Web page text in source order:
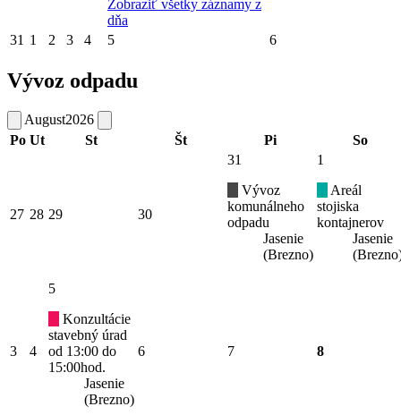
Zobraziť všetky záznamy z
dňa
31 1 2 3 4 5 6
Vývoz odpadu
August2026
Po Ut St Št Pi So
27 28 29 30
31
Vývoz
komunálneho
odpadu
Jasenie
(Brezno)
1
Areál
stojiska
kontajnerov
Jasenie
3 4
5
Konzultácie
stavebný úrad
od 13:00 do
15:00hod.
Jasenie
(Brezno)
6 7 8